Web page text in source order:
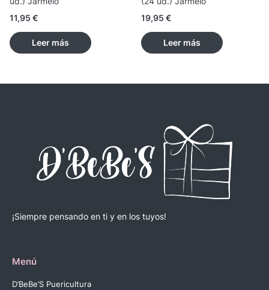
11,95 €
Leer más
19,95 €
Leer más
¡Siempre pensando en ti y en los tuyos!
Menú
D’BeBe’S Puericultura